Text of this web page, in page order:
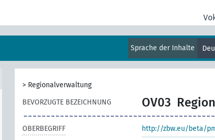
Sprache der Inhalte
> Regionalverwaltung
BEVORZUGTE BEZEICHNUNG
OV03
OBERBEGRIFF http://zbw.eu/beta/